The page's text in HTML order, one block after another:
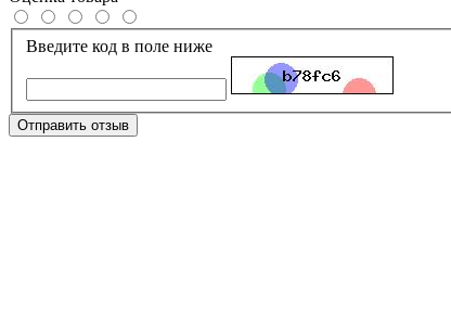
Введите код в поле ниже
Отправить отзыв